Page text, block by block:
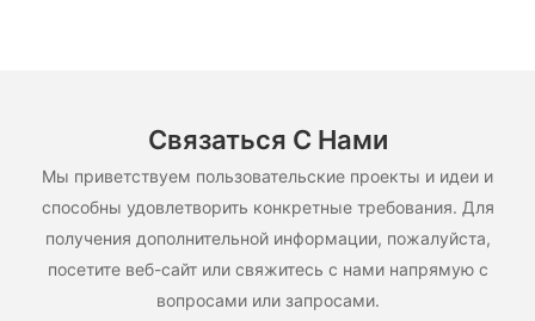
Связаться С Нами
Мы приветствуем пользовательские проекты и идеи и
способны удовлетворить конкретные требования. Для
получения дополнительной информации, пожалуйста,
посетите веб-сайт или свяжитесь с нами напрямую с
вопросами или запросами.